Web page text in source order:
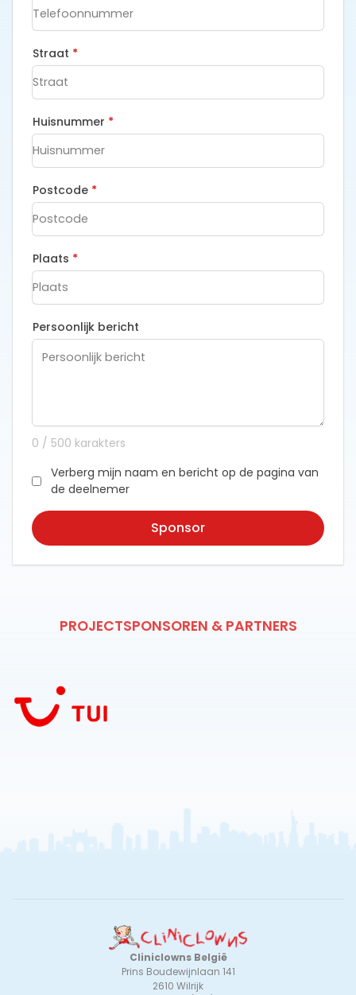
Straat *
Huisnummer *
Postcode *
Plaats *
Persoonlijk bericht
0 / 500 karakters
Verberg mijn naam en bericht op de pagina van
de deelnemer
Sponsor
PROJECTSPONSOREN & PARTNERS
Cliniclowns België
Prins Boudewijnlaan 141
2610 Wilrijk